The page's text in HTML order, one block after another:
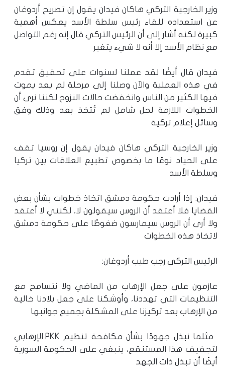
وزير الخارجية التركي هاكان فيدان يقول إن تصريح أردوغان
عن استعداده للقاء رئيس سلطة الأسد يعكس أهمية
كبيرة لكنه أشار إلى أن الرئيس التركي قال إنه رغم التواصل
مع نظام الأسد إلا أنه لا شيء يتغير
فيدان قال أيضًا لقد عملنا لسنوات على تحقيق تقدم
في هذه العملية والآن وصلنا إلى مرحلة لم يعد يموت
فيها الكثير من الناس وانخفضت حالات النزوح لكننا نرى أن
الخطوات اللازمة لحل شامل لم تُتخذ بعد وذلك وفق
وسائل إعلام تركية
وزير الخارجية التركي هاكان فيدان يقول إن روسيا تقف
على الحياد نوعًا ما بخصوص تطبيع العلاقات بين تركيا
وسلطة الأسد
فيدان: إذا أرادت حكومة دمشق اتخاذ خطوات بشأن بعض
القضايا فلا أعتقد أن الروس سيقولون لا، لكنني لا أعتقد
ولا أرى أن الروس سيمارسون ضغوطًا على حكومة دمشق
لاتخاذ هذه الخطوات
الرئيس التركي رجب طيب أردوغان:
عازمون على جعل الإرهاب من الماضي ولا نتسامح مع
التنظيمات التي تهددنا، وأوشكنا على جعل بلادنا خالية
من الإرهاب بعد تركيزنا على المشكلة بجميع جوانبها
مثلما نبذل جهودًا بشأن مكافحة تنظيم PKK الإرهابي
لتجفيف هذا المستنقع، ينبغي على الحكومة السورية
أيضًا أن تبذل ذات الجهد